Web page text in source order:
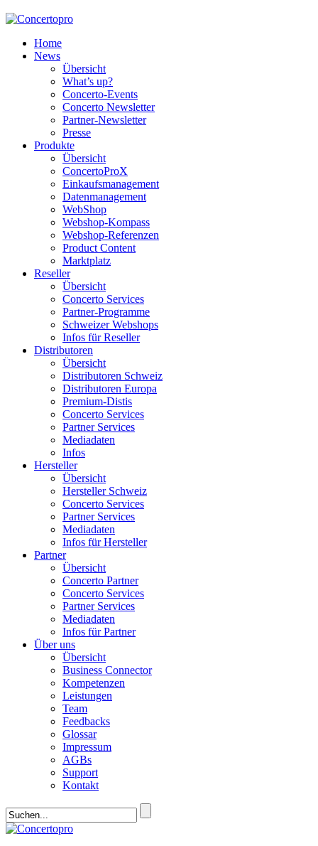
Home
News
Übersicht
What’s up?
Concerto-Events
Concerto Newsletter
Partner-Newsletter
Presse
Produkte
Übersicht
ConcertoProX
Einkaufsmanagement
Datenmanagement
WebShop
Webshop-Kompass
Webshop-Referenzen
Product Content
Marktplatz
Reseller
Übersicht
Concerto Services
Partner-Programme
Schweizer Webshops
Infos für Reseller
Distributoren
Übersicht
Distributoren Schweiz
Distributoren Europa
Premium-Distis
Concerto Services
Partner Services
Mediadaten
Infos
Hersteller
Übersicht
Hersteller Schweiz
Concerto Services
Partner Services
Mediadaten
Infos für Hersteller
Partner
Übersicht
Concerto Partner
Concerto Services
Partner Services
Mediadaten
Infos für Partner
Über uns
Übersicht
Business Connector
Kompetenzen
Leistungen
Team
Feedbacks
Glossar
Impressum
AGBs
Support
Kontakt